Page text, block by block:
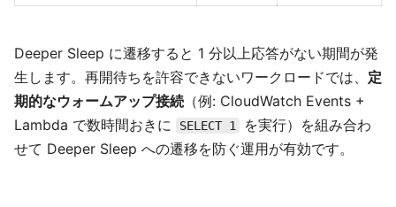
Deeper Sleep に遷移すると 1 分以上応答がない期間が発
生します。再開待ちを許容できないワークロードでは、 定
期的なウォームアップ接続 （例: CloudWatch Events +
Lambda で数時間おきに
SELECT 1
を実行）を組み合わ
せて Deeper Sleep への遷移を防ぐ運用が有効です。